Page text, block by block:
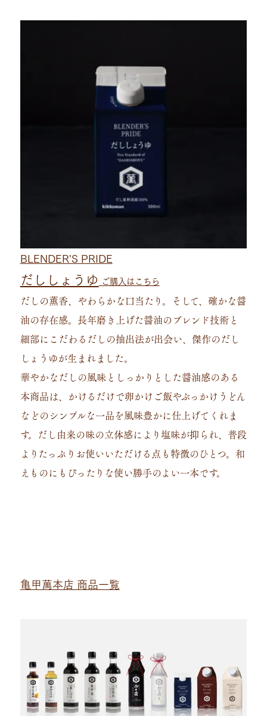
BLENDER'S PRIDE
だししょうゆ ご購入はこちら
だしの薫香、やわらかな口当たり。そして、確かな醤
油の存在感。長年磨き上げた醤油のブレンド技術と
細部にこだわるだしの抽出法が出会い、傑作のだし
しょうゆが生まれました。
華やかなだしの風味としっかりとした醤油感のある
本商品は、かけるだけで卵かけご飯やぶっかけうどん
などのシンプルな一品を風味豊かに仕上げてくれま
す。だし由来の味の立体感により塩味が抑られ、普段
よりたっぷりお使いいただける点も特徴のひとつ。和
えものにもぴったりな使い勝手のよい一本です。
亀甲萬本店 商品一覧